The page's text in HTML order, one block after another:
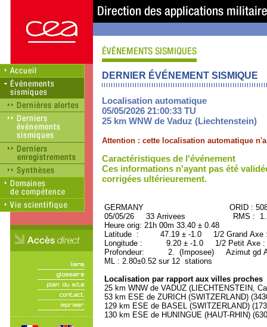
DERNIER ÉVÉNEMENT SISMIQUE
Localisation automatique
05/05/2026 21:00:33 TU
25 km WNW de Vaduz (Liechtenstein)
Attention : cette localisation automatique
Caractéristiques de l'événement
Ces informations n'ayant pas été
corrigées ultérieurement.
GERMANY ORID :
05/05/26 33 Arrivees RMS :
Heure orig: 21h 00m 33.40 ± 0.48
Latitude : 47.19 ± -1.0 1/2 Grand
Longitude : 9.20 ± -1.0 1/2 Petit Axe
Profondeur: 2. (Imposee) Azimut gd
ML : 2.80±0.52 sur 12 stations
Localisation par rapport aux villes proches
25 km WNW de VADUZ (LIECHTENSTEIN,
53 km ESE de ZURICH (SWITZERLAND)
129 km ESE de BASEL (SWITZERLAND)
130 km ESE de HUNINGUE (HAUT-RHIN)